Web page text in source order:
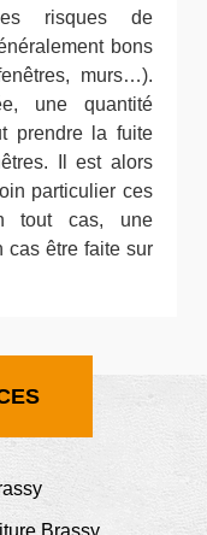
risques de
bons
murs…).
une quantité
prendre la fuite
Il est alors
particulier ces
tout cas, une
cas être faite sur
Brassy